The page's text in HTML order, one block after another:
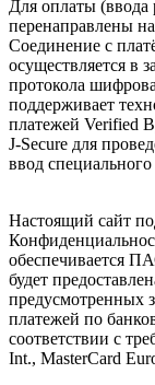
Для оплаты (ввода
перенаправлены
Соединение с
осуществляется в
протокола
поддерживает
платежей Verified
J-Secure для
ввод специального
Настоящий сайт
обеспечивается
будет
предусмотренных
платежей по
соответствии с
Int., MasterCard